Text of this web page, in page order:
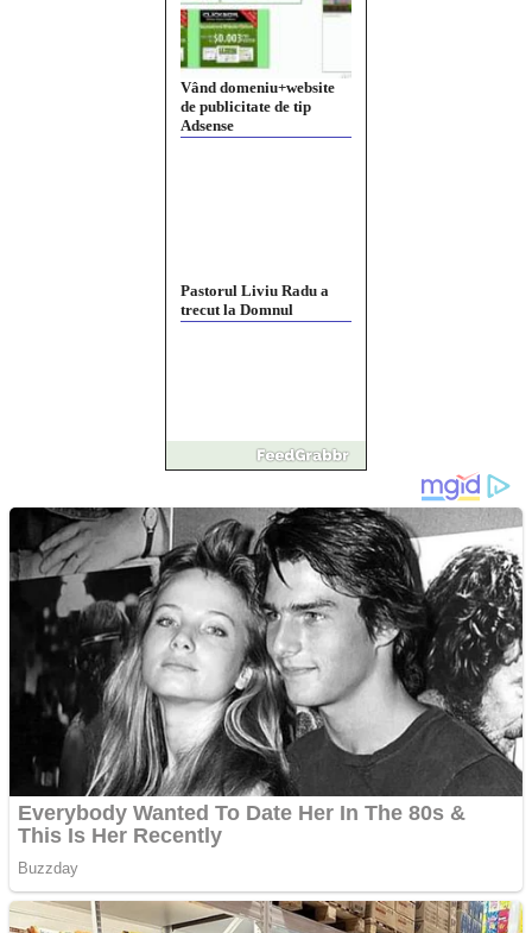
Vând domeniu+website
de publicitate de tip
Adsense
Pastorul Liviu Radu a
trecut la Domnul
Anchetă incendiară la
abuz în serviciu
Covid-19: 755 de cazuri
noi în România
Răcitor de apă CW5000
pentru freze cu laser fără
metale
Răcitor de apă CW5000